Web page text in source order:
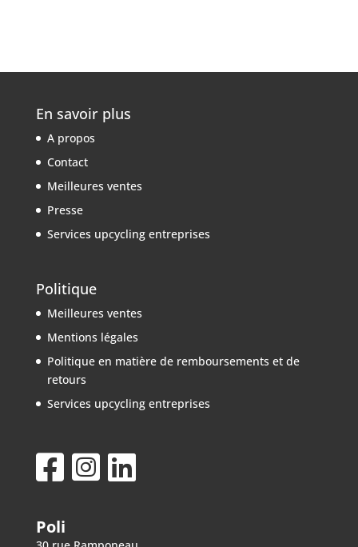
En savoir plus
A propos
Contact
Meilleures ventes
Presse
Services upcycling entreprises
Politique
Meilleures ventes
Mentions légales
Politique en matière de remboursements et de
retours
Services upcycling entreprises
Poli